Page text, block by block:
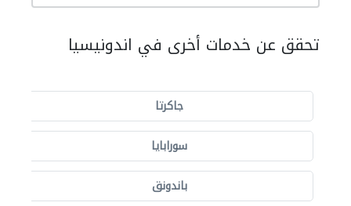
تحقق عن خدمات أخرى في اندونيسيا
جاكرتا
سورابايا
باندونق